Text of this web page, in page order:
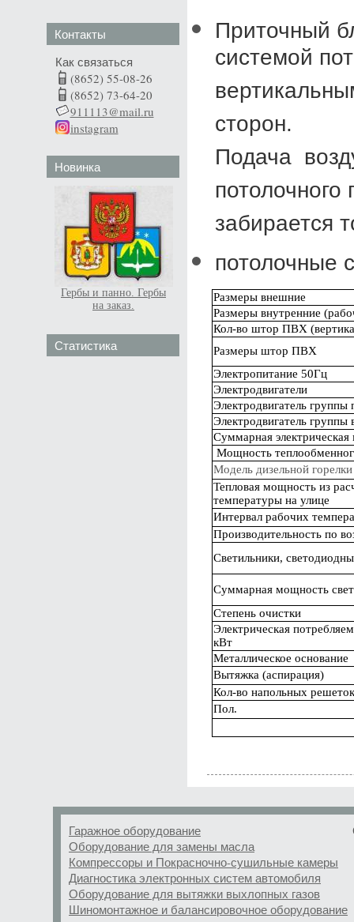
Контакты
Как связаться
(8652) 55-08-26
(8652) 73-64-20
911113@mail.ru
instagram
Новинка
Гербы и панно. Гербы
на заказ.
Статистика
Приточный
системой
сторон.
Подача
забирается
потолочные
Размеры внешние
Размеры внутренние
Кол-во штор ПВХ
Размеры штор ПВХ
Электропитание 50Гц
Электродвигатели
Электродвигатель группы
Электродвигатель группы
Суммарная
Мощность
Модель дизельной горелки
Тепловая мощность из
температуры на улице
Интервал рабочих
Производительность по
Светильники,
Суммарная мощность
Степень очистки
Электрическая
кВт
Металлическое основание
Вытяжка (аспирация)
Кол-во напольных решеток
Пол.
Гаражное оборудование
Оборудование для замены масла
Компрессоры и Покрасночно-сушильные камеры
Диагностика электронных систем автомобиля
Оборудование для вытяжки выхлопных газов
Шиномонтажное и балансировочное оборудование